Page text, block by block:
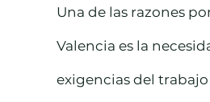
Una de las razones
Valencia es la
exigencias del